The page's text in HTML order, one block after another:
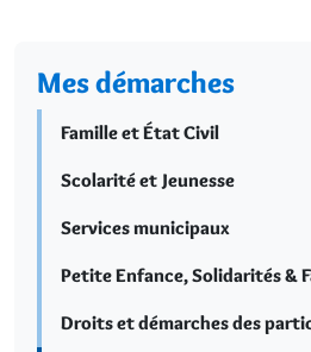
Mes démarches
Famille et État Civil
Scolarité et Jeunesse
Services municipaux
Petite Enfance, Solidarités &
Droits et démarches des